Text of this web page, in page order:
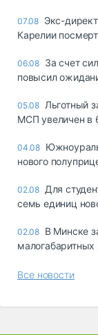
07.08 Экс-
Карелии
06.08 За счет
повысил
05.08 Льготный
МСП увеличен в
04.08
нового
02.08 Для
семь единиц
02.08 В Минске
Все новости